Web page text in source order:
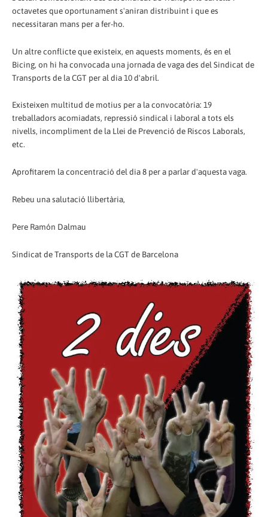
octavetes que oportunament s'aniran distribuint i que es
necessitaran mans per a fer-ho.
Un altre conflicte que existeix, en aquests moments, és en el
Bicing, on hi ha convocada una jornada de vaga des del Sindicat de
Transports de la CGT per al dia 10 d'abril.
Existeixen multitud de motius per a la convocatòria: 19
treballadors acomiadats, repressió sindical i laboral a tots els
nivells, incompliment de la Llei de Prevenció de Riscos Laborals,
etc.
Aprofitarem la concentració del dia 8 per a parlar d'aquesta vaga.
Rebeu una salutació llibertària,
Pere Ramón Dalmau
Sindicat de Transports de la CGT de Barcelona